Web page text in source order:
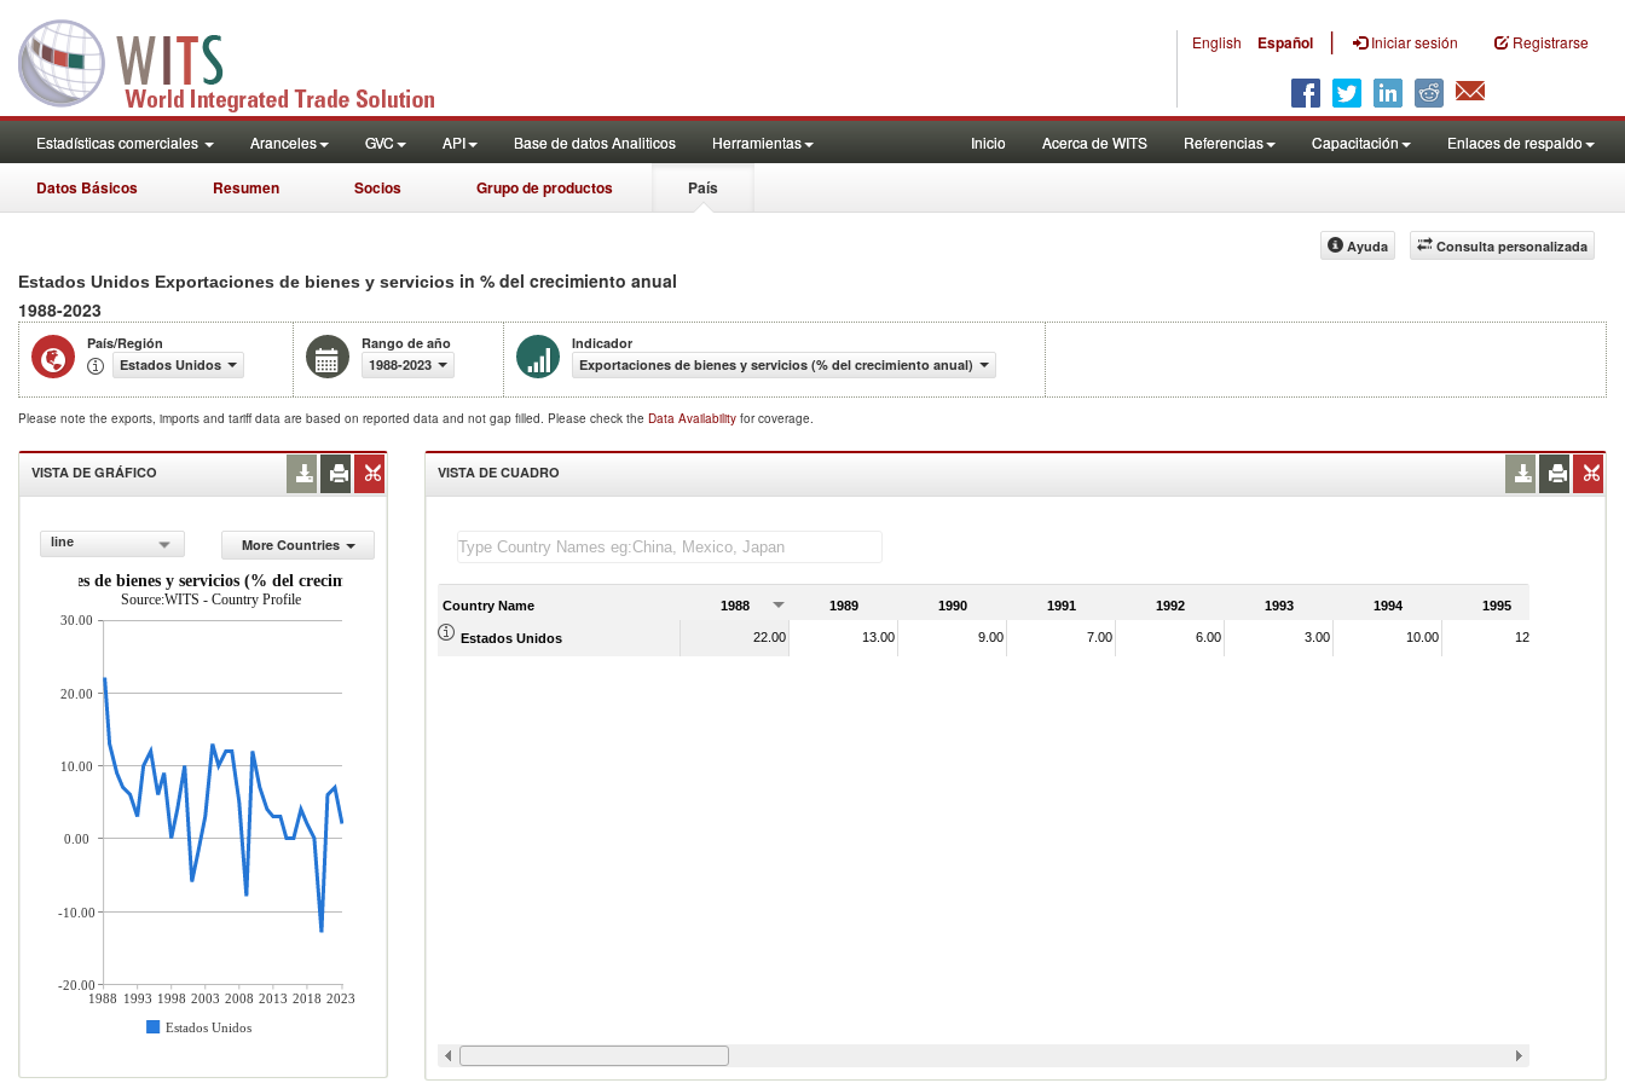
English Español | Iniciar sesión Registrarse
Estadísticas comerciales Aranceles GVC API Base de datos Analiticos Herramientas Inicio Acerca de WITS Referencias Capacitación Enlaces de respaldo
Datos Básicos Resumen Socios Grupo de productos País
Consulta personalizada
Ayuda
Estados Unidos Exportaciones de bienes y servicios in % del crecimiento anual
1988-2023
País/Región
Estados Unidos
Rango de año
1988-2023
Indicador
Exportaciones de bienes y servicios (% del crecimiento anual)
Please note the exports, imports and tariff data are based on reported data and not gap filled. Please check the Data Availability for coverage.
VISTA DE GRÁFICO
line
More Countries
de bienes y servicios (% del crecimiento anual)
Source:WITS - Country Profile
1988 1993 1998 2003 2008 2013 2018 2023
Estados Unidos
30.00
20.00
10.00
0.00
-10.00
-20.00
VISTA DE CUADRO
Country Name 1988 1989 1990 1991 1992 1993 1994 1995
Estados Unidos 22.00 13.00 9.00 7.00 6.00 3.00 10.00 12.00